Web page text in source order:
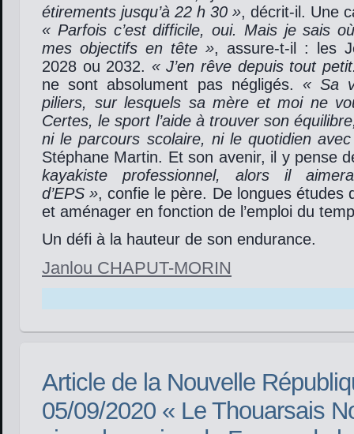
étirements jusqu’à 22 h 30 », décrit-il. Une
« Parfois c’est difficile, oui. Mais je sais
mes objectifs en tête », assure-t-il : les
2028 ou 2032. « J’en rêve depuis tout
ne sont absolument pas négligés. « Sa
piliers, sur lesquels sa mère et moi ne
Certes, le sport l’aide à trouver son
ni le parcours scolaire, ni le quotidien
Stéphane Martin. Et son avenir, il y pense
kayakiste professionnel, alors il
d’EPS », confie le père. De longues études
et aménager en fonction de l’emploi du
Un défi à la hauteur de son endurance.
Janlou CHAPUT-MORIN
Article de la Nouvelle
05/09/2020 « Le Thouarsais